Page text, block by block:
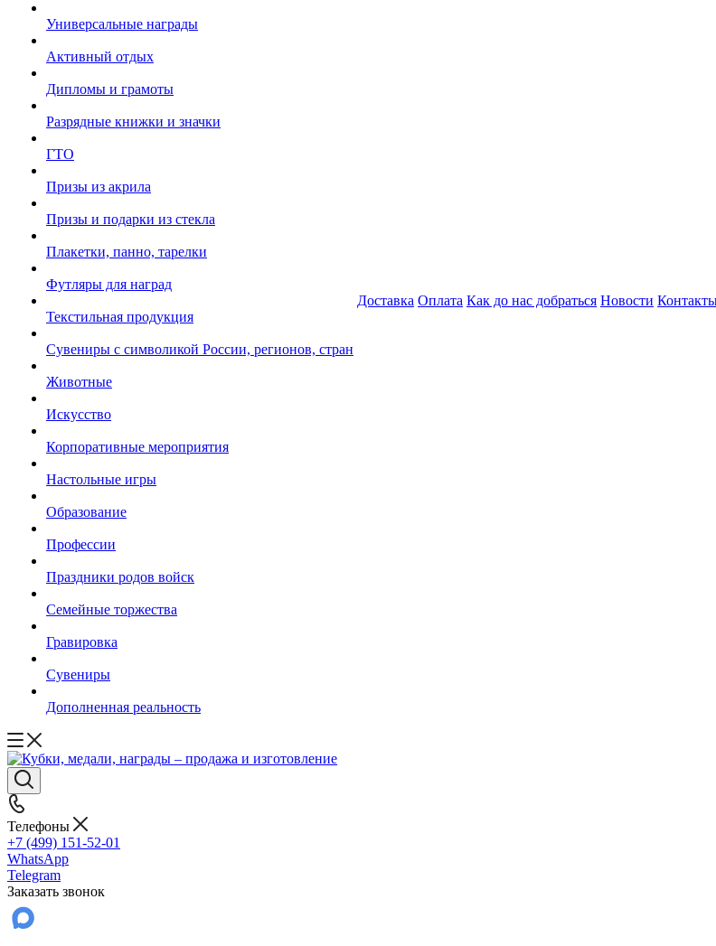
Универсальные награды
Активный отдых
Дипломы и грамоты
Разрядные книжки и значки
ГТО
Призы из акрила
Призы и подарки из стекла
Плакетки, панно, тарелки
Футляры для наград
Текстильная продукция
Сувениры с символикой России, регионов, стран
Животные
Искусство
Корпоративные мероприятия
Настольные игры
Образование
Профессии
Праздники родов войск
Семейные торжества
Гравировка
Сувениры
Дополненная реальность
Доставка Оплата Как до нас добраться Новости
Телефоны
+7 (499) 151-52-01
WhatsApp
Telegram
Заказать звонок